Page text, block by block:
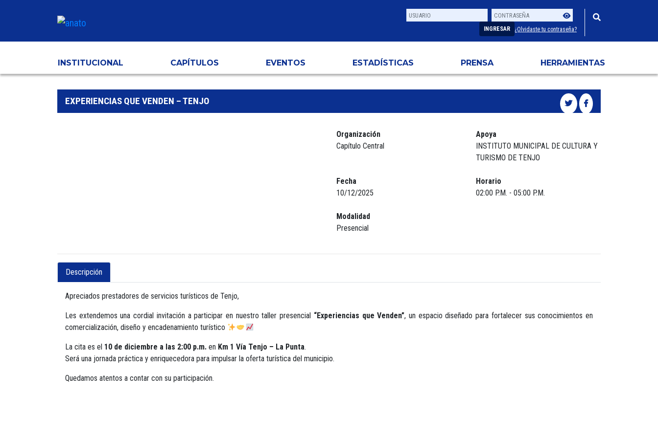
Usuario
Contraseña
INGRESAR ¿Olvidaste tu contraseña?
INSTITUCIONAL CAPÍTULOS EVENTOS ESTADÍSTICAS PRENSA HERRAMIENTAS
EXPERIENCIAS QUE VENDEN – TENJO
Organización
Capítulo Central
Apoya
INSTITUTO MUNICIPAL DE CULTURA Y
TURISMO DE TENJO
Fecha
10/12/2025
Horario
02:00 P.M. - 05:00 P.M.
Modalidad
Presencial
Descripción
Apreciados prestadores de servicios turísticos de Tenjo,
Les extendemos una cordial invitación a participar en nuestro taller presencial “Experiencias que Venden”, un espacio diseñado para fortalecer sus conocimientos en
comercialización, diseño y encadenamiento turístico
La cita es el 10 de diciembre a las 2:00 p.m. en Km 1 Vía Tenjo – La Punta.
Será una jornada práctica y enriquecedora para impulsar la oferta turística del municipio.
Quedamos atentos a contar con su participación.